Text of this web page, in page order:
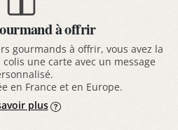
à offrir
gourmands à offrir, vous avez la
une carte avec un message
en France et en Europe.
plus